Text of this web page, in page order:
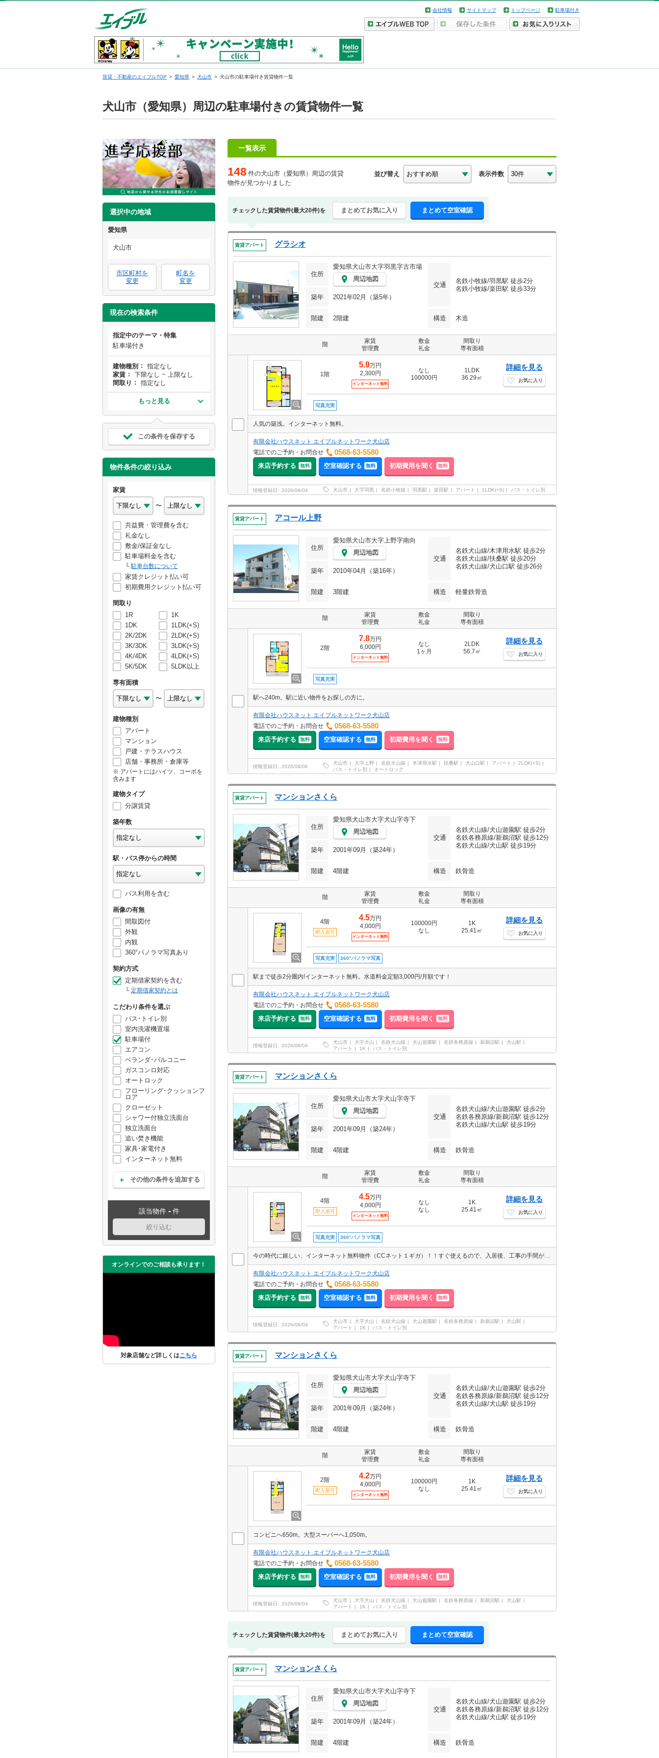
会社情報 サイトマップ トップページ 駐車場付き
賃貸・不動産のエイブルTOP 愛知県 犬山市 犬山市の駐車場付き賃貸物件一覧
犬山市（愛知県）周辺の駐車場付きの賃貸物件一覧
選択中の地域
愛知県
犬山市
市区町村を
変更
町名を
変更
現在の検索条件
指定中のテーマ・特集
駐車場付き
建物種別
指定なし
家賃
下限なし ~ 上限なし
間取り
指定なし
もっと見る
この条件を保存する
物件条件の絞り込み
家賃
〜
共益費・管理費を含む
礼金なし
敷金/保証金なし
駐車場料金を含む
駐車台数について
家賃クレジット払い可
初期費用クレジット払い可
間取り
1R
1K
1DK
1LDK(+S)
2K/2DK
2LDK(+S)
3K/3DK
3LDK(+S)
4K/4DK
4LDK(+S)
5K/5DK
5LDK以上
専有面積
〜
建物種別
アパート
マンション
戸建・テラスハウス
店舗・事務所・倉庫等
アパートにはハイツ、コーポを
含みます
建物タイプ
分譲賃貸
築年数
駅・バス停からの時間
バス利用を含む
画像の有無
間取図付
外観
内観
360°パノラマ写真あり
契約方式
定期借家契約を含む
定期借家契約とは
こだわり条件を選ぶ
バス･トイレ別
室内洗濯機置場
駐車場付
エアコン
ベランダ･バルコニー
ガスコンロ対応
オートロック
フローリング･クッションフ
ロア
クローゼット
シャワー付独立洗面台
独立洗面台
追い焚き機能
家具･家電付き
インターネット無料
その他の条件を追加する
該当物件 - 件
絞り込む
オンラインでのご相談も承ります！
対象店舗など詳しくはこちら
一覧表示
148 件の犬山市（愛知県）周辺の賃貸
物件が見つかりました
並び替え 表示件数
チェックした賃貸物件(最大20件)を まとめてお気に入り まとめて空室確認
賃貸アパート グラシオ
住所
愛知県犬山市大字羽黒字古市場
周辺地図
交通
名鉄小牧線/羽黒駅 徒歩2分
名鉄小牧線/楽田駅 徒歩33分
築年
2021年02月（築5年）
階建 2階建 構造 木造
階
家賃
管理費
敷金
礼金
間取り
専有面積
1階
5.9万円
2,300円
インターネット無料
なし
100000円
1LDK
36.29㎡
詳細を見る
お気に入り
写真充実
人気の築浅。インターネット無料。
有限会社ハウスネット エイブルネットワーク犬山店
電話でのご予約・お問合せ
0568-63-5580
来店予約する 無料 空室確認する 無料 初期費用を聞く 無料
情報登録日 2026/08/04 犬山市 大字羽黒 名鉄小牧線 羽黒駅 楽田駅 アパート 1LDK(+S) バス・トイレ別
賃貸アパート アコール上野
住所
愛知県犬山市大字上野字南向
周辺地図
交通
名鉄犬山線/木津用水駅 徒歩2分
名鉄犬山線/扶桑駅 徒歩20分
名鉄犬山線/犬山口駅 徒歩26分
築年 2010年04月（築16年）
階建 3階建 構造 軽量鉄骨造
階
家賃
管理費
敷金
礼金
間取り
専有面積
2階
7.8万円
6,000円
インターネット無料
なし
1ヶ月
2LDK
56.7㎡
詳細を見る
お気に入り
写真充実
駅へ240m。駅に近い物件をお探しの方に。
有限会社ハウスネット エイブルネットワーク犬山店
電話でのご予約・お問合せ
0568-63-5580
来店予約する 無料 空室確認する 無料 初期費用を聞く 無料
情報登録日 2026/08/06
犬山市 大字上野 名鉄犬山線 木津用水駅 扶桑駅 犬山口駅 アパート
2LDK(+S)
バス・トイレ別
オートロック
賃貸アパート マンションさくら
住所
愛知県犬山市大字犬山字寺下
周辺地図
交通
名鉄犬山線/犬山遊園駅 徒歩2分
名鉄各務原線/新鵜沼駅 徒歩12分
名鉄犬山線/犬山駅 徒歩19分
築年 2001年09月（築24年）
階建 4階建 構造 鉄骨造
階
家賃
管理費
敷金
礼金
間取り
専有面積
4階
即入居可
4.5万円
4,000円
インターネット無料
100000円
なし
1K
25.41㎡
詳細を見る
お気に入り
写真充実 360°パノラマ写真
駅まで徒歩2分圏内!インターネット無料。水道料金定額3,000円/月額です！
有限会社ハウスネット エイブルネットワーク犬山店
電話でのご予約・お問合せ
0568-63-5580
来店予約する 無料 空室確認する 無料 初期費用を聞く 無料
情報登録日 2026/08/04
犬山市 大字犬山 名鉄犬山線 犬山遊園駅 名鉄各務原線 新鵜沼駅
犬山駅
アパート
1K バス・トイレ別
賃貸アパート マンションさくら
住所
愛知県犬山市大字犬山字寺下
周辺地図
交通
名鉄犬山線/犬山遊園駅 徒歩2分
名鉄各務原線/新鵜沼駅 徒歩12分
名鉄犬山線/犬山駅 徒歩19分
築年 2001年09月（築24年）
階建 4階建 構造 鉄骨造
階
家賃
管理費
敷金
礼金
間取り
専有面積
4階
即入居可
4.5万円
4,000円
インターネット無料
なし
なし
1K
25.41㎡
詳細を見る
お気に入り
写真充実 360°パノラマ写真
今の時代に嬉しい、インターネット無料物件（CCネット１ギガ）！！すぐ使えるので、入居後、工事の手間がかかりません（＾＾）/
有限会社ハウスネット エイブルネットワーク犬山店
電話でのご予約・お問合せ
0568-63-5580
来店予約する 無料 空室確認する 無料 初期費用を聞く 無料
情報登録日 2026/08/04
犬山市 大字犬山 名鉄犬山線 犬山遊園駅 名鉄各務原線 新鵜沼駅
犬山駅
アパート
1K バス・トイレ別
賃貸アパート マンションさくら
住所
愛知県犬山市大字犬山字寺下
周辺地図
交通
名鉄犬山線/犬山遊園駅 徒歩2分
名鉄各務原線/新鵜沼駅 徒歩12分
名鉄犬山線/犬山駅 徒歩19分
築年 2001年09月（築24年）
階建 4階建 構造 鉄骨造
階
家賃
管理費
敷金
礼金
間取り
専有面積
2階
即入居可
4.2万円
4,000円
インターネット無料
100000円
なし
1K
25.41㎡
詳細を見る
お気に入り
コンビニへ650m。大型スーパーへ1,050m。
有限会社ハウスネット エイブルネットワーク犬山店
電話でのご予約・お問合せ
0568-63-5580
来店予約する 無料 空室確認する 無料 初期費用を聞く 無料
情報登録日 2026/08/04
犬山市 大字犬山 名鉄犬山線 犬山遊園駅 名鉄各務原線 新鵜沼駅
犬山駅
アパート
1K バス・トイレ別
チェックした賃貸物件(最大20件)を まとめてお気に入り まとめて空室確認
賃貸アパート マンションさくら
住所
愛知県犬山市大字犬山字寺下
周辺地図
交通
名鉄犬山線/犬山遊園駅 徒歩2分
名鉄各務原線/新鵜沼駅 徒歩12分
名鉄犬山線/犬山駅 徒歩19分
築年 2001年09月（築24年）
階建 4階建 構造 鉄骨造